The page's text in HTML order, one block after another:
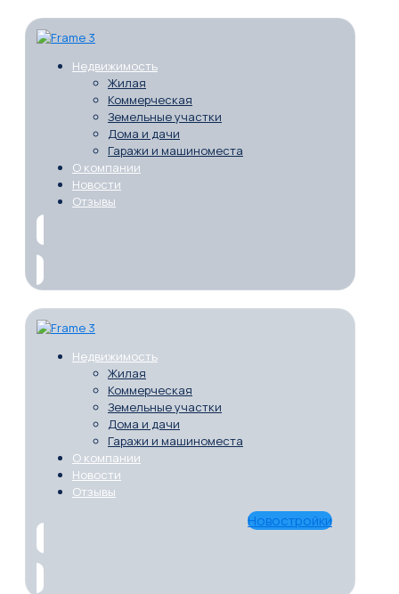
Недвижимость
Жилая
Коммерческая
Земельные участки
Дома и дачи
Гаражи и машиноместа
О компании
Новости
Отзывы
Недвижимость
Жилая
Коммерческая
Земельные участки
Дома и дачи
Гаражи и машиноместа
О компании
Новости
Отзывы
Новостройки